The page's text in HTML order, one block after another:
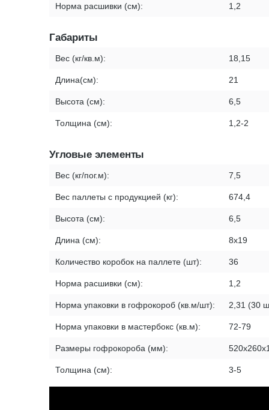
Норма расшивки (см): 1,2
Габариты
Вес (кг/кв.м): 18,15
Длина(см): 21
Высота (см): 6,5
Толщина (см): 1,2-2
Угловые элементы
Вес (кг/пог.м): 7,5
Вес паллеты с продукцией (кг): 674,4
Высота (см): 6,5
Длина (см): 8х19
Количество коробок на паллете (шт): 36
Норма расшивки (см): 1,2
Норма упаковки в гофрокороб (кв.м/шт): 2,31 (30
Норма упаковки в мастербокс (кв.м): 72-79
Размеры гофрокороба (мм):
Толщина (см): 3-5